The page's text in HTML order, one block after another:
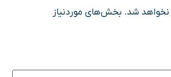
نخواهد شد. بخش‌های موردنیاز